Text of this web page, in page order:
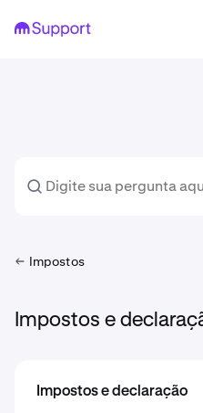
Impostos
Impostos e
Impostos e declaração